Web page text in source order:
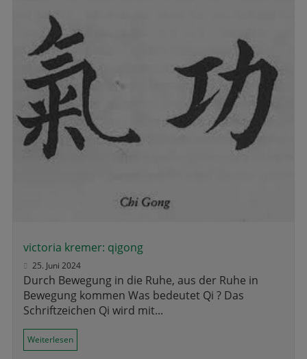
victoria kremer: qigong
25. Juni 2024
Durch Bewegung in die Ruhe, aus der Ruhe in
Bewegung kommen Was bedeutet Qi ? Das
Schriftzeichen Qi wird mit...
Weiterlesen